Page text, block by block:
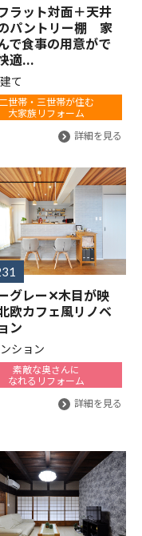
ラット対面＋天井
パントリー棚 家
で食事の用意がで
適...
て
二世帯・三世帯が住む
大家族リフォーム
詳細を見る
グレー✕木目が映
欧カフェ風リノベ
ン
ション
素敵な奥さんに
なれるリフォーム
詳細を見る